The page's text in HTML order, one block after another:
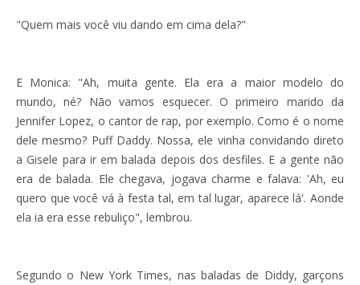
"Quem mais você viu dando em cima dela?"
E Monica: "Ah, muita gente. Ela era a maior modelo do
mundo, né? Não vamos esquecer. O primeiro marido da
Jennifer Lopez, o cantor de rap, por exemplo. Como é o nome
dele mesmo? Puff Daddy. Nossa, ele vinha convidando direto
a Gisele para ir em balada depois dos desfiles. E a gente não
era de balada. Ele chegava, jogava charme e falava: 'Ah, eu
quero que você vá à festa tal, em tal lugar, aparece lá'. Aonde
ela ia era esse rebuliço", lembrou.
Segundo o New York Times, nas baladas de Diddy, garçons